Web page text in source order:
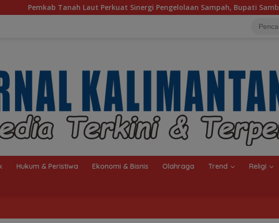
Sinergi Pengelolaan Sampah, Bupati Sambut Kunjungan Istri Menteri LH
Hukum & Peristiwa Ekonomi & Bisnis Olahraga Trend Religi